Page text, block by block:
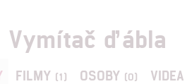
Vymítač ďábla
FILMY (1) OSOBY (0) VIDEA